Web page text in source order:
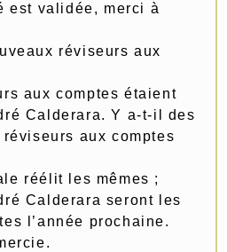
est validée, merci à
réviseurs aux
aux comptes étaient
Calderara. Y a-t-il des
aux comptes
réélit les mêmes ;
Calderara seront les
l’année prochaine.